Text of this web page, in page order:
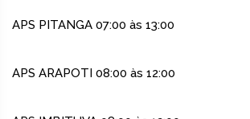
APS PITANGA 07:00 às 13:00
APS ARAPOTI 08:00 às 12:00